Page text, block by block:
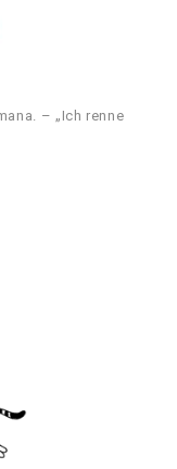
– „Ich renne